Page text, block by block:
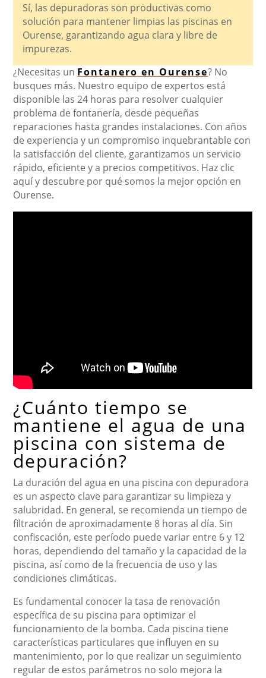
Sí, las depuradoras son productivas como
solución para mantener limpias las piscinas en
Ourense, garantizando agua clara y libre de
impurezas.
¿Necesitas un Fontanero en Ourense? No
busques más. Nuestro equipo de expertos está
disponible las 24 horas para resolver cualquier
problema de fontanería, desde pequeñas
reparaciones hasta grandes instalaciones. Con años
de experiencia y un compromiso inquebrantable con
la satisfacción del cliente, garantizamos un servicio
rápido, eficiente y a precios competitivos. Haz clic
aquí y descubre por qué somos la mejor opción en
Ourense.
¿Cuánto tiempo se
mantiene el agua de una
piscina con sistema de
depuración?
La duración del agua en una piscina con depuradora
es un aspecto clave para garantizar su limpieza y
salubridad. En general, se recomienda un tiempo de
filtración de aproximadamente 8 horas al día. Sin
confiscación, este período puede variar entre 6 y 12
horas, dependiendo del tamaño y la capacidad de la
piscina, así como de la frecuencia de uso y las
condiciones climáticas.
Es fundamental conocer la tasa de renovación
específica de su piscina para optimizar el
funcionamiento de la bomba. Cada piscina tiene
características particulares que influyen en su
mantenimiento, por lo que realizar un seguimiento
regular de estos parámetros no solo mejora la